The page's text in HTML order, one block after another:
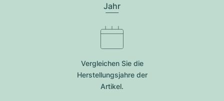
Jahr
Vergleichen Sie die
Herstellungsjahre der
Artikel.